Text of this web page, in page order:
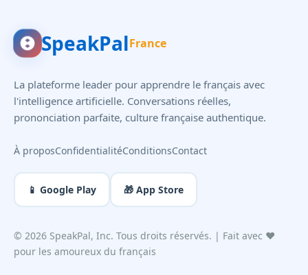
SpeakPalFrance
La plateforme leader pour apprendre le français avec
l'intelligence artificielle. Conversations réelles,
prononciation parfaite, culture française authentique.
À proposConfidentialitéConditionsContact
📱 Google Play 🎁 App Store
© 2026 SpeakPal, Inc. Tous droits réservés. | Fait avec ❤️
pour les amoureux du français